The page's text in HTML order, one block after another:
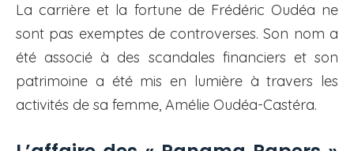
La carrière et la fortune de Frédéric Oudéa ne
sont pas exemptes de controverses. Son nom a
été associé à des scandales financiers et son
patrimoine a été mis en lumière à travers les
activités de sa femme, Amélie Oudéa-Castéra.